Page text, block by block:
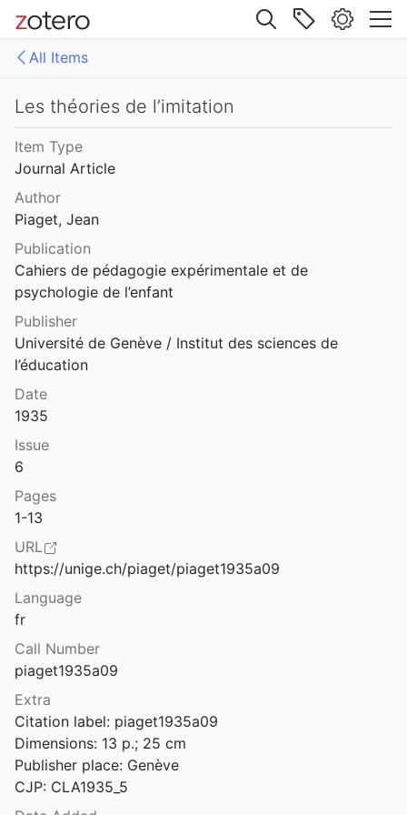
Site navigation
All Items
All Items
Analytiques
Chapitres
Livres
entre la morale et le droit
Les structures mathématiques et les structures opératoires de l’intelligence
l’imitation
1971
Les théories de l’imitation
Item Type
Journal Article
Author
Piaget, Jean
Publication
Cahiers de pédagogie expérimentale et de
psychologie de l’enfant
Publisher
Université de Genève / Institut des sciences de
l’éducation
Date
1935
Issue
6
Pages
1-13
URL
https://unige.ch/piaget/piaget1935a09
Language
fr
Call Number
piaget1935a09
Extra
Citation label: piaget1935a09
Dimensions: 13 p.; 25 cm
Publisher place: Genève
CJP: CLA1935_5